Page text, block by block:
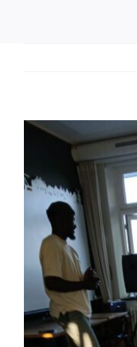
Bekijk
afbeelding